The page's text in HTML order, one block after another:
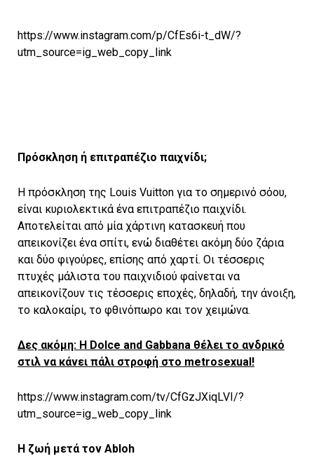
https://www.instagram.com/p/CfEs6i-t_dW/?
utm_source=ig_web_copy_link
Πρόσκληση ή επιτραπέζιο παιχνίδι;
Η πρόσκληση της Louis Vuitton για το σημερινό σόου,
είναι κυριολεκτικά ένα επιτραπέζιο παιχνίδι.
Αποτελείται από μία χάρτινη κατασκευή που
απεικονίζει ένα σπίτι, ενώ διαθέτει ακόμη δύο ζάρια
και δύο φιγούρες, επίσης από χαρτί. Οι τέσσερις
πτυχές μάλιστα του παιχνιδιού φαίνεται να
απεικονίζουν τις τέσσερις εποχές, δηλαδή, την άνοιξη,
το καλοκαίρι, το φθινόπωρο και τον χειμώνα.
Δες ακόμη: H Dolce and Gabbana θέλει το ανδρικό
στιλ να κάνει πάλι στροφή στο metrosexual!
https://www.instagram.com/tv/CfGzJXiqLVI/?
utm_source=ig_web_copy_link
Η ζωή μετά τον Abloh